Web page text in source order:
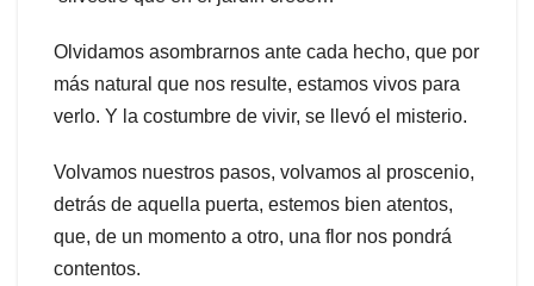
Olvidamos asombrarnos ante cada hecho, que por
más natural que nos resulte, estamos vivos para
verlo. Y la costumbre de vivir, se llevó el misterio.
Volvamos nuestros pasos, volvamos al proscenio,
detrás de aquella puerta, estemos bien atentos,
que, de un momento a otro, una flor nos pondrá
contentos.